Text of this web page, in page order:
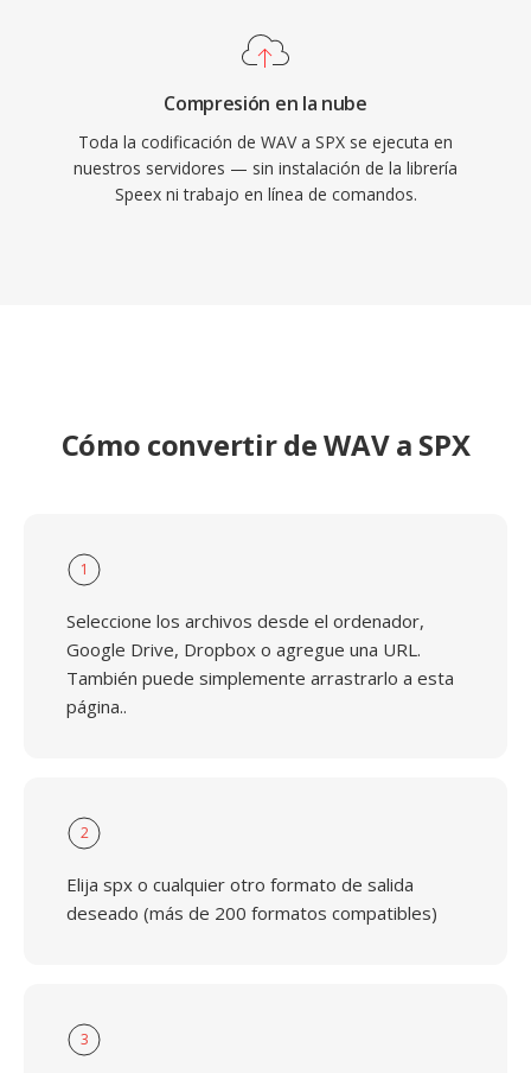
Compresión en la nube
Toda la codificación de WAV a SPX se ejecuta en
nuestros servidores — sin instalación de la librería
Speex ni trabajo en línea de comandos.
Cómo convertir de WAV a SPX
1
Seleccione los archivos desde el ordenador,
Google Drive, Dropbox o agregue una URL.
También puede simplemente arrastrarlo a esta
página..
2
Elija spx o cualquier otro formato de salida
deseado (más de 200 formatos compatibles)
3